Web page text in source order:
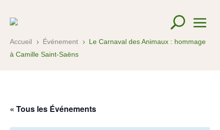
Accueil 5 Événement 5
Le Carnaval des Animaux : hommage
à Camille Saint-Saëns
« Tous les Événements